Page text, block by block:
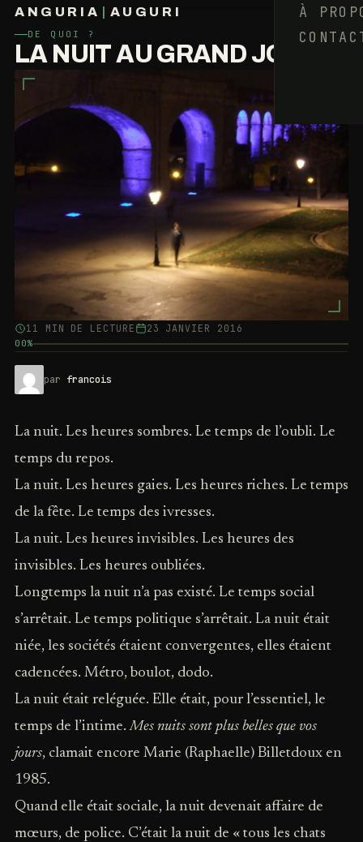
ANGURIA AUGURI
FRANÇOIS BARAIZE
À
DE QUOI ?
LA NUIT AU GRAND JOUR
11 MIN DE LECTURE 23 JANVIER 2016
00%
par francois
La nuit. Les heures sombres. Le temps de l’oubli. Le
temps du repos.
La nuit. Les heures gaies. Les heures riches. Le temps
de la fête. Le temps des ivresses.
La nuit. Les heures invisibles. Les heures des
invisibles. Les heures oubliées.
Longtemps la nuit n’a pas existé. Le temps social
s’arrêtait. Le temps politique s’arrêtait. La nuit était
niée, les sociétés étaient convergentes, elles étaient
cadencées. Métro, boulot, dodo.
La nuit était reléguée. Elle était, pour l’essentiel, le
temps de l’intime.Mes nuits sont plus belles que vos
jours, clamait encore Marie (Raphaelle) Billetdoux en
1985.
Quand elle était sociale, la nuit devenait affaire de
mœurs, de police. C’était la nuit de « tous les chats